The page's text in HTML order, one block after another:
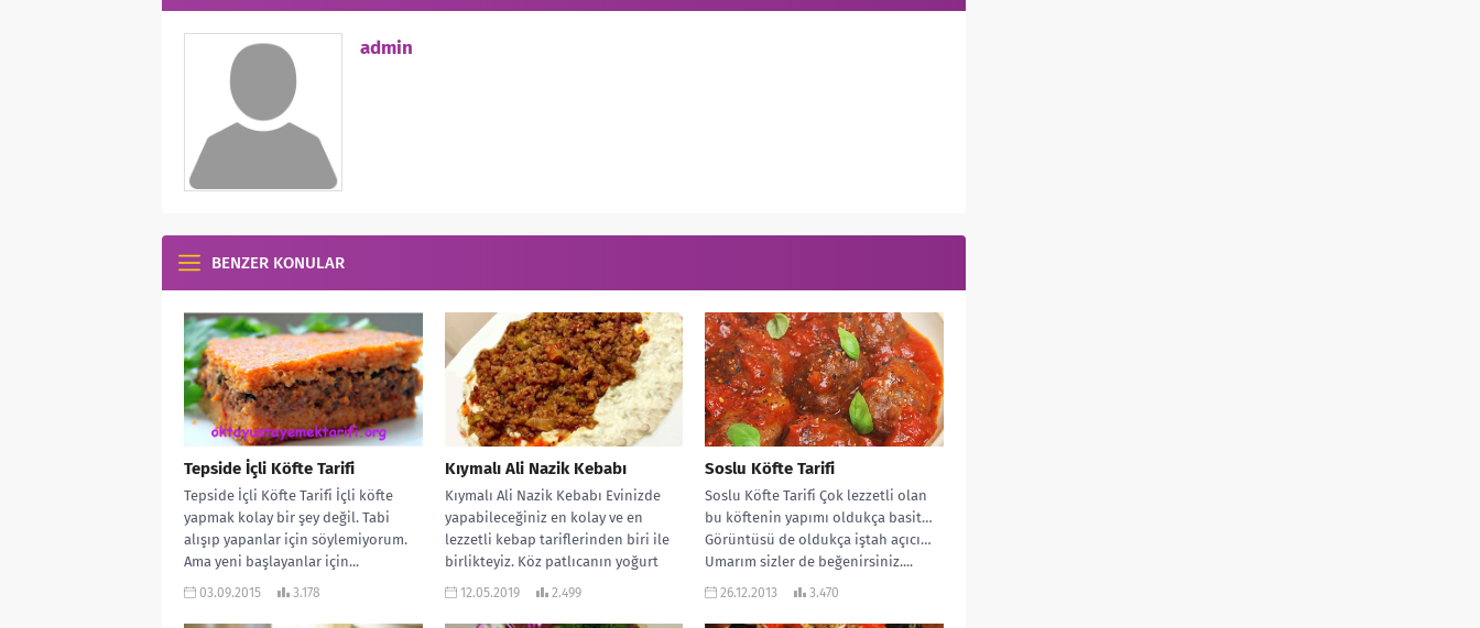
admin
BENZER KONULAR
Tepside İçli Köfte Tarifi
Tepside İçli Köfte Tarifi İçli köfte
yapmak kolay bir şey değil. Tabi
alışıp yapanlar için söylemiyorum.
Ama yeni başlayanlar için...
03.09.2015 3.178
Kıymalı Ali Nazik Kebabı
Kıymalı Ali Nazik Kebabı Evinizde
yapabileceğiniz en kolay ve en
lezzetli kebap tariflerinden biri ile
birlikteyiz. Köz patlıcanın yoğurt
le...
12.05.2019 2.499
Soslu Köfte Tarifi
Soslu Köfte Tarifi Çok lezzetli olan
bu köftenin yapımı oldukça basit…
Görüntüsü de oldukça iştah açıcı…
Umarım sizler de beğenirsiniz....
26.12.2013 3.470